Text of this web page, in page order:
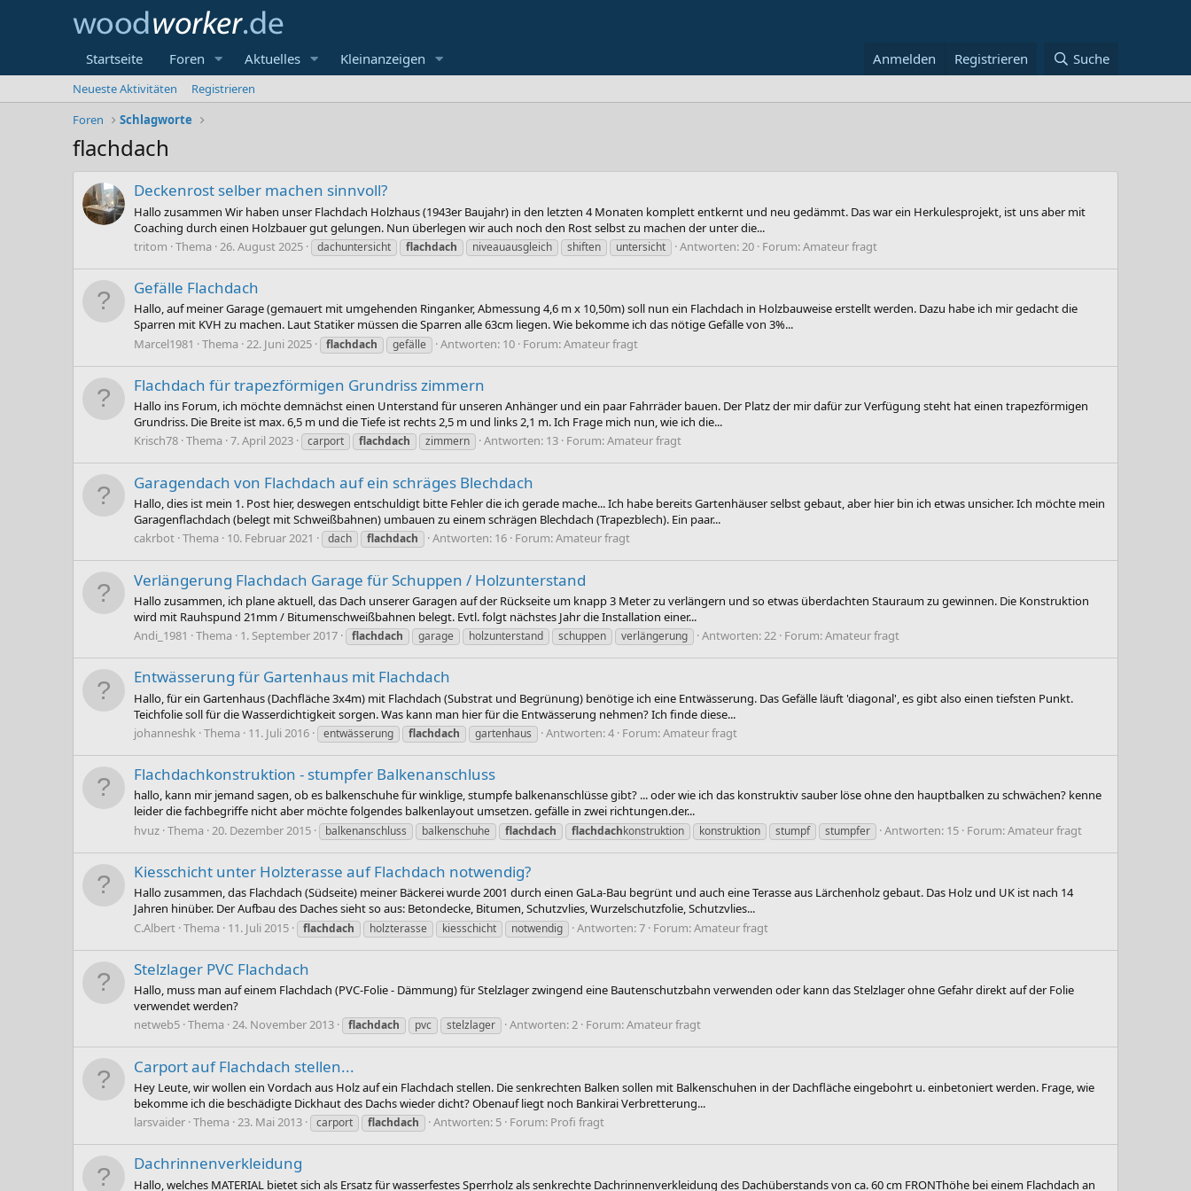
Startseite Foren Aktuelles Kleinanzeigen Anmelden Registrieren Suche
Neueste Aktivitäten
Registrieren
Foren
Schlagworte
flachdach
Deckenrost selber machen sinnvoll?
Hallo zusammen Wir haben unser Flachdach Holzhaus (1943er Baujahr) in den letzten 4 Monaten komplett entkernt und neu gedämmt. Das war ein Herkulesprojekt, ist uns aber mit
Coaching durch einen Holzbauer gut gelungen. Nun überlegen wir auch noch den Rost selbst zu machen der unter die...
tritom Thema 26. August 2025 dachuntersicht flachdach niveauausgleich shiften untersicht Antworten: 20 Forum:Amateur fragt
Gefälle Flachdach
Hallo, auf meiner Garage (gemauert mit umgehenden Ringanker, Abmessung 4,6 m x 10,50m) soll nun ein Flachdach in Holzbauweise erstellt werden. Dazu habe ich mir gedacht die
Sparren mit KVH zu machen. Laut Statiker müssen die Sparren alle 63cm liegen. Wie bekomme ich das nötige Gefälle von 3%...
Marcel1981
Thema 22. Juni 2025 flachdach gefälle Antworten: 10 Forum:Amateur fragt
Flachdach für trapezförmigen Grundriss zimmern
Hallo ins Forum, ich möchte demnächst einen Unterstand für unseren Anhänger und ein paar Fahrräder bauen. Der Platz der mir dafür zur Verfügung steht hat einen trapezförmigen
Grundriss. Die Breite ist max. 6,5 m und die Tiefe ist rechts 2,5 m und links 2,1 m. Ich Frage mich nun, wie ich die...
Krisch78 Thema 7. April 2023 carport flachdach zimmern Antworten: 13 Forum:Amateur fragt
Garagendach von Flachdach auf ein schräges Blechdach
Hallo, dies ist mein 1. Post hier, deswegen entschuldigt bitte Fehler die ich gerade mache... Ich habe bereits Gartenhäuser selbst gebaut, aber hier bin ich etwas unsicher. Ich möchte mein
Garagenflachdach (belegt mit Schweißbahnen) umbauen zu einem schrägen Blechdach (Trapezblech). Ein paar...
cakrbot Thema 10. Februar 2021 dach flachdach Antworten: 16 Forum:Amateur fragt
Verlängerung Flachdach Garage für Schuppen / Holzunterstand
Hallo zusammen, ich plane aktuell, das Dach unserer Garagen auf der Rückseite um knapp 3 Meter zu verlängern und so etwas überdachten Stauraum zu gewinnen. Die Konstruktion
wird mit Rauhspund 21mm / Bitumenschweißbahnen belegt. Evtl. folgt nächstes Jahr die Installation einer...
Andi_1981
Thema 1. September 2017 flachdach garage holzunterstand schuppen verlängerung Antworten: 22 Forum:Amateur fragt
Entwässerung für Gartenhaus mit Flachdach
Hallo, für ein Gartenhaus (Dachfläche 3x4m) mit Flachdach (Substrat und Begrünung) benötige ich eine Entwässerung. Das Gefälle läuft 'diagonal', es gibt also einen tiefsten Punkt.
Teichfolie soll für die Wasserdichtigkeit sorgen. Was kann man hier für die Entwässerung nehmen? Ich finde diese...
johanneshk Thema 11. Juli 2016 entwässerung flachdach gartenhaus Antworten: 4 Forum:Amateur fragt
Flachdachkonstruktion - stumpfer Balkenanschluss
hallo, kann mir jemand sagen, ob es balkenschuhe für winklige, stumpfe balkenanschlüsse gibt? ... oder wie ich das konstruktiv sauber löse ohne den hauptbalken zu schwächen? kenne
leider die fachbegriffe nicht aber möchte folgendes balkenlayout umsetzen. gefälle in zwei richtungen.der...
hvuz Thema 20. Dezember 2015 balkenanschluss balkenschuhe flachdach flachdachkonstruktion konstruktion stumpf stumpfer Antworten: 15 Forum:Amateur fragt
Kiesschicht unter Holzterasse auf Flachdach notwendig?
Hallo zusammen, das Flachdach (Südseite) meiner Bäckerei wurde 2001 durch einen GaLa-Bau begrünt und auch eine Terasse aus Lärchenholz gebaut. Das Holz und UK ist nach 14
Jahren hinüber. Der Aufbau des Daches sieht so aus: Betondecke, Bitumen, Schutzvlies, Wurzelschutzfolie, Schutzvlies...
C.Albert Thema 11. Juli 2015 flachdach holzterasse kiesschicht notwendig Antworten: 7 Forum:Amateur fragt
Stelzlager PVC Flachdach
Hallo, muss man auf einem Flachdach (PVC-Folie - Dämmung) für Stelzlager zwingend eine Bautenschutzbahn verwenden oder kann das Stelzlager ohne Gefahr direkt auf der Folie
verwendet werden?
netweb5 Thema 24. November 2013 flachdach pvc stelzlager Antworten: 2 Forum:Amateur fragt
Carport auf Flachdach stellen...
Hey Leute, wir wollen ein Vordach aus Holz auf ein Flachdach stellen. Die senkrechten Balken sollen mit Balkenschuhen in der Dachfläche eingebohrt u. einbetoniert werden. Frage, wie
bekomme ich die beschädigte Dickhaut des Dachs wieder dicht? Obenauf liegt noch Bankirai Verbretterung...
larsvaider Thema 23. Mai 2013 carport flachdach Antworten: 5 Forum: Profi fragt
Dachrinnenverkleidung
Hallo, welches MATERIAL bietet sich als Ersatz für wasserfestes Sperrholz als senkrechte Dachrinnenverkleidung des Dachüberstands von ca. 60 cm FRONThöhe bei einem Flachdach an